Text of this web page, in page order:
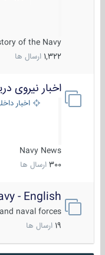
of the Navy
1,322 ارسال ها
اخبار نیروی
اخبار داخلی
Navy News
300 ارسال ها
- English
and naval forces!
ارسال ها